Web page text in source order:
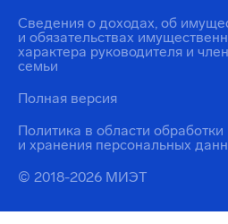
© 2018-2026 МИЭТ
Политика в области обработки
и хранения персональных
Сведения о доходах, об
и обязательствах
характера руководителя и
семьи
Полная версия